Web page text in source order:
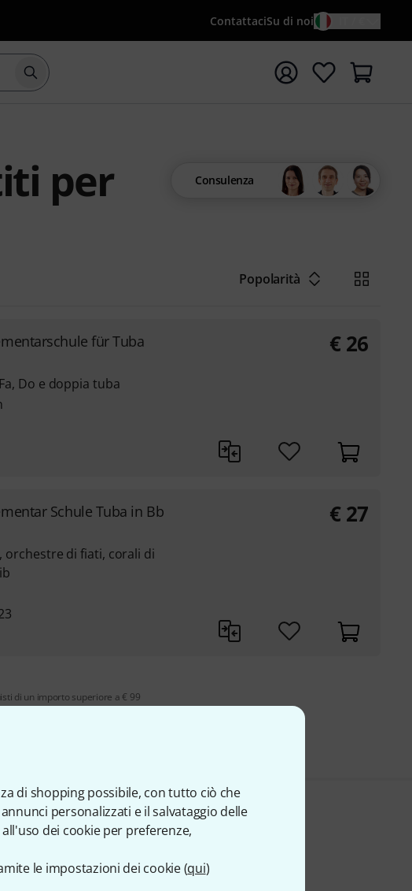
di shopping possibile, con tutto ciò che
personalizzati e il salvataggio delle
dei cookie per preferenze,
le impostazioni dei cookie (qui)
ContattaciSu di noi
Avviare la ricerca con il termine di ricerca {searchTerm}
per
Consulenza
Popolarità
für Tuba
Do e doppia tuba
€ 26
Schule Tuba in Bb
orchestre di fiati, corali di
€ 27
di un importo superiore a € 99